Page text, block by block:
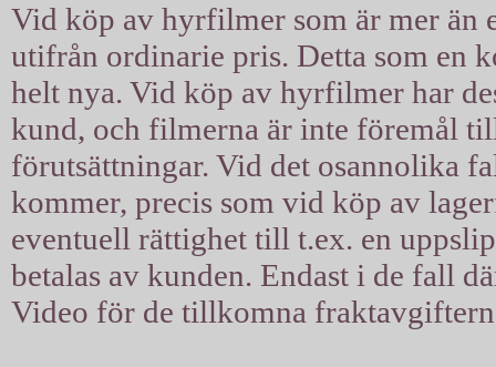
Vid köp av hyrfilmer som är mer än
utifrån ordinarie pris. Detta som en
helt nya. Vid köp av hyrfilmer har
kund, och filmerna är inte föremål
förutsättningar. Vid det osannolika
kommer, precis som vid köp av
eventuell rättighet till t.ex. en
betalas av kunden. Endast i de fall
Video för de tillkomna